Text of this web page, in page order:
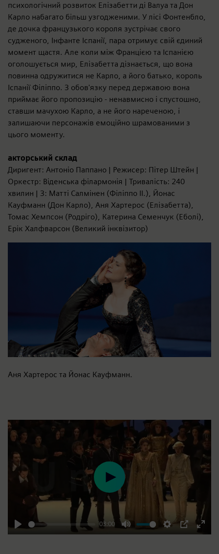
психологічний розвиток Елізабетти ді Валуа та Дон
Карло набагато більш узгодженими. У лісі Фонтенбло,
де дочка французького короля зустрічає свого
судженого, Інфанте Іспанії, пара отримує свій єдиний
момент щастя. Але коли між Францією та Іспанією
оголошується мир, Елізабетта дізнається, що вона
повинна одружитися не Карло, а його батько, король
Іспанії Філіппо. З обов'язку перед державою вона
приймає його пропозицію - ненавмисно і спустошно,
ставши мачухою Карло, а не його нареченою, і
залишаючи персонажів емоційно шрамованими з
цього моменту.
акторський склад
Диригент: Антоніо Паппано | Режисер: Пітер Штейн |
Оркестр: Віденська філармонія | Тривалість: 240
хвилин | З: Матті Салмінен (Філіппо II.), Йонас
Кауфманн (Дон Карло), Аня Хартерос (Елізабетта),
Томас Хемпсон (Родріго), Катерина Семенчук (Еболі),
Ерік Халфварсон (Великий інквізитор)
Аня Хартерос та Йонас Кауфманн.
Play
03:00
Mute Settings
PIP
Enter
Play